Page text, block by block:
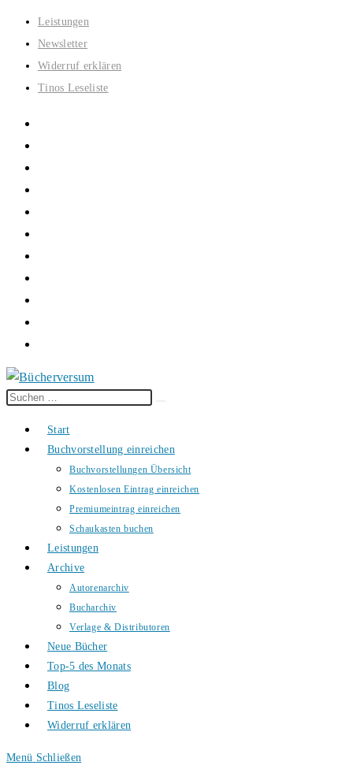
Zum
Inhalt
springen
Leistungen
Newsletter
Widerruf erklären
Tinos Leseliste
Diese
durchsuchen
Start
Buchvorstellung einreichen
Buchvorstellungen Übersicht
Kostenlosen Eintrag einreichen
Premiumeintrag einreichen
Schaukasten buchen
Leistungen
Archive
Autorenarchiv
Bucharchiv
Verlage & Distributoren
Neue Bücher
Top-5 des Monats
Blog
Tinos Leseliste
Widerruf erklären
Menü Schließen